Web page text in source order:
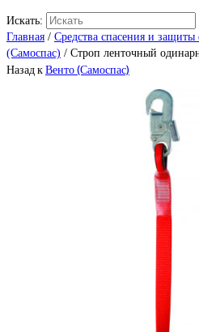
Искать:
Главная / Средства спасения и
(Самоспас) / Строп ленточный
Назад кВенто (Самоспас)